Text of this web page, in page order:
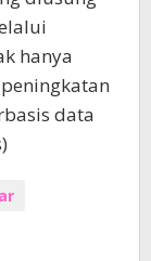
hanya
data